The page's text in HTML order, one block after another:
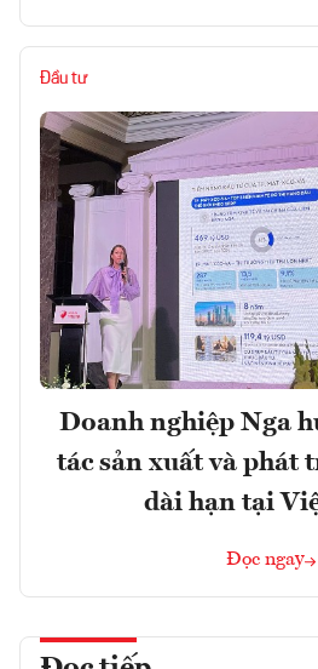
Đầu tư
Doanh nghiệp Nga
tác sản xuất và phát
dài hạn tại
Đọc ngay